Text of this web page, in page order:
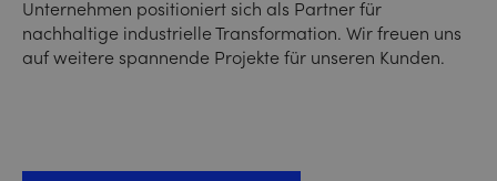
Unternehmen positioniert sich als Partner für
nachhaltige industrielle Transformation. Wir freuen uns
auf weitere spannende Projekte für unseren Kunden.